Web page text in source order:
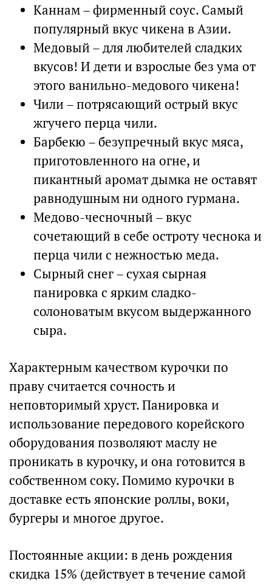
Каннам – фирменный соус. Самый
популярный вкус чикена в Азии.
Медовый – для любителей сладких
вкусов! И дети и взрослые без ума от
этого ванильно-медового чикена!
Чили – потрясающий острый вкус
жгучего перца чили.
Барбекю – безупречный вкус мяса,
приготовленного на огне, и
пикантный аромат дымка не оставят
равнодушным ни одного гурмана.
Медово-чесночный – вкус
сочетающий в себе остроту чеснока и
перца чили с нежностью меда.
Сырный снег – сухая сырная
панировка с ярким сладко-
солоноватым вкусом выдержанного
сыра.
Характерным качеством курочки по
праву считается сочность и
неповторимый хруст. Панировка и
использование передового корейского
оборудования позволяют маслу не
проникать в курочку, и она готовится в
собственном соку. Помимо курочки в
доставке есть японские роллы, воки,
бургеры и многое другое.
Постоянные акции: в день рождения
скидка 15% (действует в течение самой